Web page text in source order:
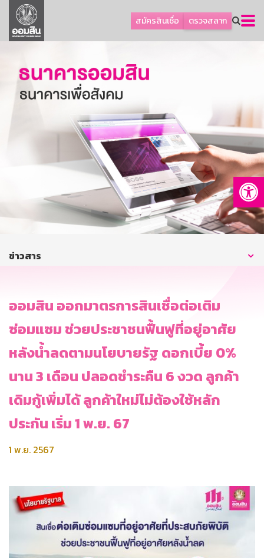
สมัครสินเชื่อ ตรวจสลาก
ลูกค้าธุรกิจ
ลูกค้าผู้ประกอบรายย่อย
ออมเพื่อสุข
เกี่ยวกับธนาคาร
การพัฒนาที่ยั่งยืน
บริการทางการเงิน
ติดต่อเรา
บริการออนไลน์
ข่าวสาร
ออมสิน ออกมาตรการสินเชื่อต่อเติม
ซ่อมแซม ช่วยประชาชนฟื้นฟูที่อยู่อาศัย
หลังน้ำลดตามนโยบายรัฐ ดอกเบี้ย 0%
นาน 3 เดือน ปลอดชำระคืน 6 งวด ลูกค้า
เดิมกู้เพิ่มได้ ลูกค้าใหม่ไม่ต้องใช้หลัก
ประกัน เริ่ม 1 พ.ย. 67
1 พ.ย. 2567